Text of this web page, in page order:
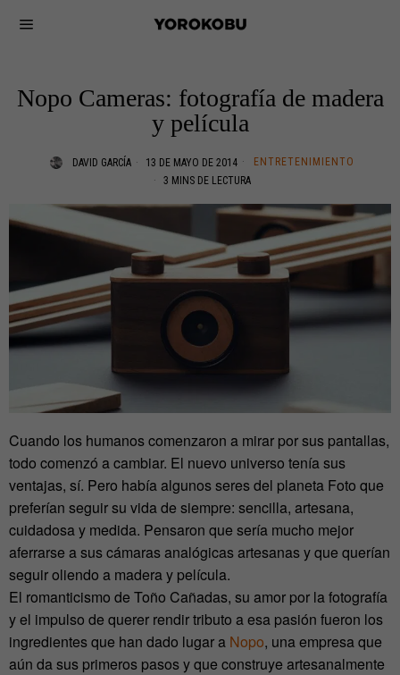
Nopo Cameras: fotografía de madera
y película
DAVID GARCÍA 13 DE MAYO DE 2014
ENTRETENIMIENTO
3 MINS DE LECTURA
Cuando los humanos comenzaron a mirar por sus pantallas,
todo comenzó a cambiar. El nuevo universo tenía sus
ventajas, sí. Pero había algunos seres del planeta Foto que
preferían seguir su vida de siempre: sencilla, artesana,
cuidadosa y medida. Pensaron que sería mucho mejor
aferrarse a sus cámaras analógicas artesanas y que querían
seguir oliendo a madera y película.
El romanticismo de Toño Cañadas, su amor por la fotografía
y el impulso de querer rendir tributo a esa pasión fueron los
ingredientes que han dado lugar a Nopo, una empresa que
aún da sus primeros pasos y que construye artesanalmente